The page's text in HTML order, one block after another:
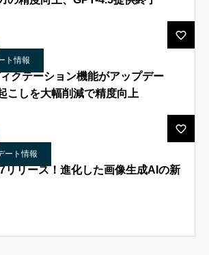
ト情報
クテーション機能がアップデー
こしを大幅削減で精度向上
ート情報
リース！進化した画像生成AIの新